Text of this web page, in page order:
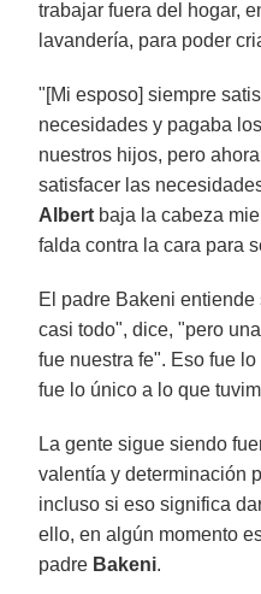
trabajar fuera del hogar,
lavandería, para poder
"[Mi esposo] siempre
necesidades y pagaba
nuestros hijos, pero
satisfacer las
Albert baja la cabeza
falda contra la cara para
El padre Bakeni
casi todo", dice, "pero
fue nuestra fe". Eso fue
fue lo único a lo que
La gente sigue siendo
valentía y determinación
incluso si eso significa
ello, en algún momento
padre Bakeni.